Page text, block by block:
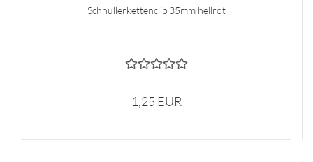
Schnullerkettenclip 35mm hellrot
1,25 EUR